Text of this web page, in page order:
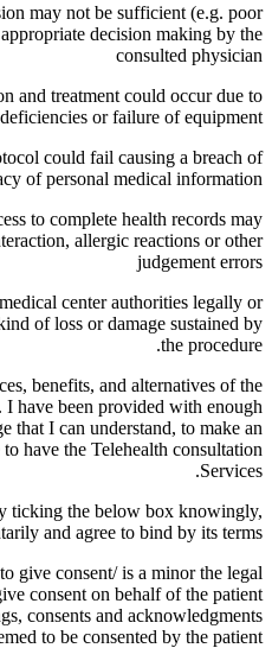
may not be sufficient (e.g. poor
decision making by the
consulted physician
and treatment could occur due to
deficiencies or failure of equipment
could fail causing a breach of
of personal medical information
to complete health records may
allergic reactions or other
judgement errors
center authorities legally or
of loss or damage sustained by
the procedure.
benefits, and alternatives of the
I have been provided with enough
that I can understand, to make an
have the Telehealth consultation
Services.
ticking the below box knowingly,
and agree to bind by its terms.
give consent/ is a minor the legal
consent on behalf of the patient
consents and acknowledgments
to be consented by the patient.